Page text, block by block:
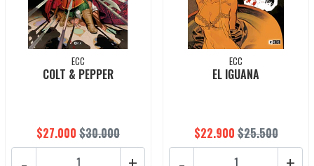
ECC
COLT & PEPPER
$27.000 $30.000
ECC
EL IGUANA
$22.900$25.500